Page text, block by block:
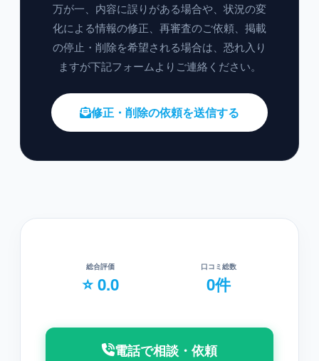
万が一、内容に誤りがある場合や、状況の変
化による情報の修正、再審査のご依頼、掲載
の停止・削除を希望される場合は、恐れ入り
ますが下記フォームよりご連絡ください。
修正・削除の依頼を送信する
総合評価
⭐ 0.0
口コミ総数
0件
電話で相談・依頼